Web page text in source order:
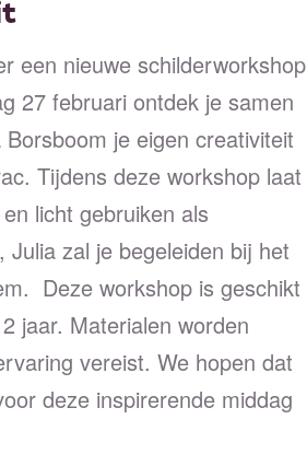
een nieuwe schilderworkshop
27 februari ontdek je samen
je eigen creativiteit
Tijdens deze workshop laat
licht gebruiken als
zal je begeleiden bij het
Deze workshop is geschikt
jaar. Materialen worden
vereist. We hopen dat
deze inspirerende middag